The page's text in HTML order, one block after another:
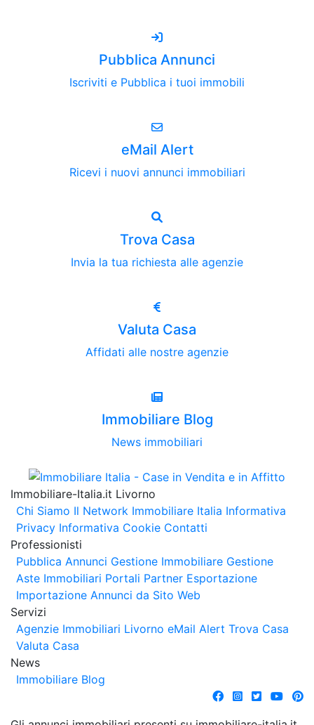
Pubblica Annunci
Iscriviti e Pubblica i tuoi immobili
eMail Alert
Ricevi i nuovi annunci immobiliari
Trova Casa
Invia la tua richiesta alle agenzie
Valuta Casa
Affidati alle nostre agenzie
Immobiliare Blog
News immobiliari
Immobiliare-Italia.it Livorno
Chi Siamo Il Network Immobiliare Italia Informativa
Privacy Informativa Cookie Contatti
Professionisti
Pubblica Annunci Gestione Immobiliare Gestione
Aste Immobiliari Portali Partner Esportazione
Importazione Annunci da Sito Web
Servizi
Agenzie Immobiliari Livorno eMail Alert Trova Casa
Valuta Casa
News
Immobiliare Blog